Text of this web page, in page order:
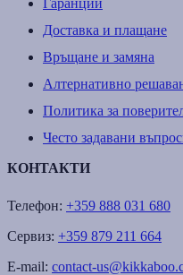
Гаранции
Доставка и плащане
Връщане и замяна
Алтернативно
Политика за
Често задавани
КОНТАКТИ
Телефон: +359 888 031 680
Сервиз: +359 879 211 664
E-mail: contact-